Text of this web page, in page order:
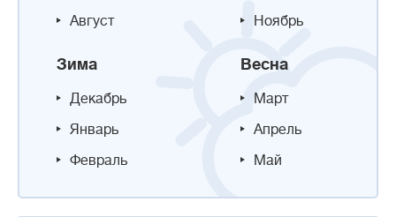
Август
Ноябрь
Зима
Декабрь
Январь
Февраль
Весна
Март
Апрель
Май